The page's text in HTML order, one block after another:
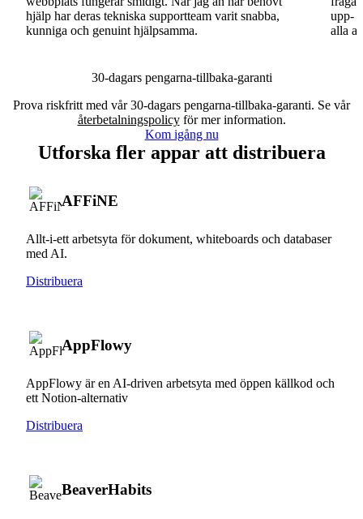
hjälp har deras tekniska supportteam varit snabba,
kunniga och genuint hjälpsamma.
upp-
alla
30-dagars pengarna-tillbaka-garanti
Prova riskfritt med vår 30-dagars pengarna-tillbaka-garanti. Se vår
återbetalningspolicyför mer information.
Kom igång nu
Utforska fler appar att distribuera
AFFiNE
Allt-i-ett arbetsyta för dokument, whiteboards och databaser
med AI.
Distribuera
AppFlowy
AppFlowy är en AI-driven arbetsyta med öppen källkod och
ett Notion-alternativ
Distribuera
BeaverHabits